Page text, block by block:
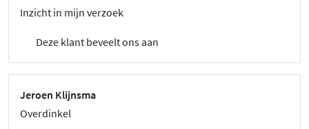
Inzicht in mijn verzoek
Deze klant beveelt ons aan
Jeroen Klijnsma
Overdinkel